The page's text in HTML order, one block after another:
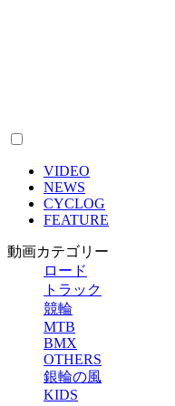
VIDEO
NEWS
CYCLOG
FEATURE
動画カテゴリー
ロード
トラック
競輪
MTB
BMX
OTHERS
銀輪の風
KIDS